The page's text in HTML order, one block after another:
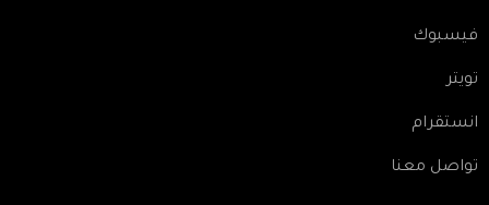
فيسبوك
تويتر
انستقرام
تواصل معنا